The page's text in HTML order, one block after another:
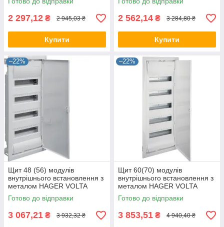
(Smart Rozetka)
2 297,12 ₴ 2 945,03 ₴
Купити
(Smart Rozetka)
2 562,14 ₴ 3 284,80 ₴
Купити
–22%
Щит 48 (56) модулів
внутрішнього встановлення з
металом HAGER VOLTA
VU48UA, бокс Хагер, шафа
(Smart Rozetka)
Готово до відправки
3 067,21 ₴ 3 932,32 ₴
–22%
Щит 60(70) модулів
внутрішнього встановлення з
металом HAGER VOLTA
VU60UA, бокс Хагер, шафа
(Smart Rozetka)
Готово до відправки
3 853,51 ₴ 4 940,40 ₴